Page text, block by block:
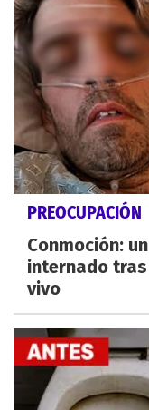
PREOCUPACIÓN
Conmoción:
internado
vivo